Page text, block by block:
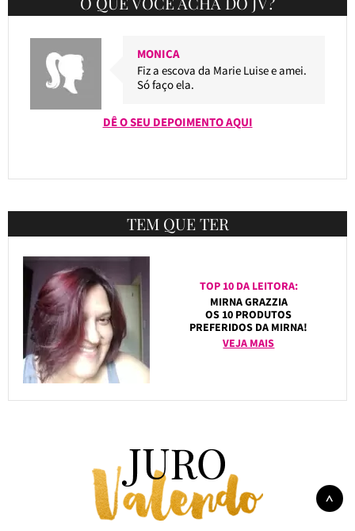
MONICA
Fiz a escova da Marie Luise e amei.
Só faço ela.
DÊ O SEU DEPOIMENTO AQUI
TEM QUE TER
TOP 10 DA LEITORA:
MIRNA GRAZZIA
OS 10 PRODUTOS
PREFERIDOS DA MIRNA!
VEJA MAIS